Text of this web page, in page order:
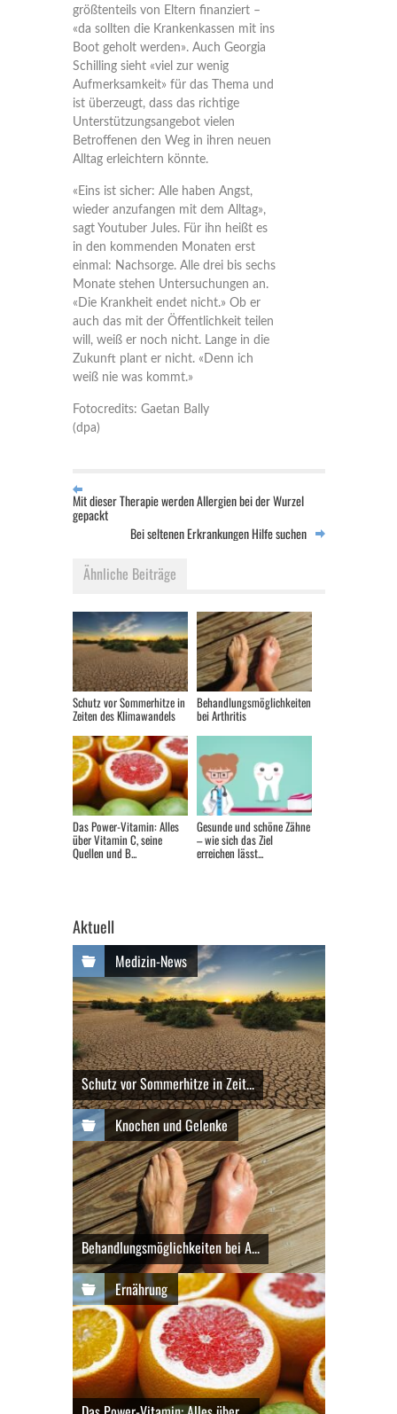
größtenteils von Eltern finanziert –
«da sollten die Krankenkassen mit ins
Boot geholt werden». Auch Georgia
Schilling sieht «viel zur wenig
Aufmerksamkeit» für das Thema und
ist überzeugt, dass das richtige
Unterstützungsangebot vielen
Betroffenen den Weg in ihren neuen
Alltag erleichtern könnte.
«Eins ist sicher: Alle haben Angst,
wieder anzufangen mit dem Alltag»,
sagt Youtuber Jules. Für ihn heißt es
in den kommenden Monaten erst
einmal: Nachsorge. Alle drei bis sechs
Monate stehen Untersuchungen an.
«Die Krankheit endet nicht.» Ob er
auch das mit der Öffentlichkeit teilen
will, weiß er noch nicht. Lange in die
Zukunft plant er nicht. «Denn ich
weiß nie was kommt.»
Fotocredits: Gaetan Bally
(dpa)
Mit dieser Therapie werden Allergien bei der Wurzel
gepackt
Bei seltenen Erkrankungen Hilfe suchen
Ähnliche Beiträge
Schutz vor Sommerhitze in
Zeiten des Klimawandels
Behandlungsmöglichkeiten
bei Arthritis
Das Power-Vitamin: Alles
über Vitamin C, seine
Quellen und B...
Gesunde und schöne Zähne
– wie sich das Ziel
erreichen lässt...
Aktuell
Medizin-News
Schutz vor Sommerhitze in Zeit...
Knochen und Gelenke
Behandlungsmöglichkeiten bei A...
Ernährung